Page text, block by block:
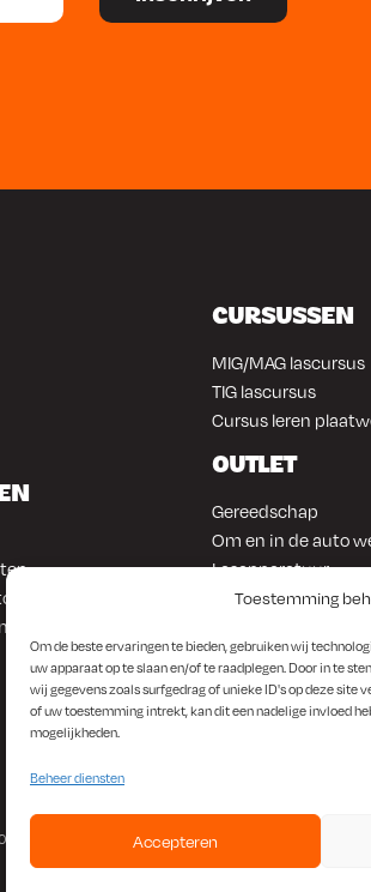
Toestemming
Om de beste ervaringen te bieden, gebruiken wij
uw apparaat op te slaan en/of te raadplegen. Door in te
wij gegevens zoals surfgedrag of unieke ID's op deze site
of uw toestemming intrekt, kan dit een nadelige invloed
mogelijkheden.
Beheer diensten
Accepteren
plaatwerk
CURSUSSEN
MIG/MAG lascursus
TIG lascursus
Cursus leren
OUTLET
Gereedschap
Om en in de auto
Lasapparatuur
Overige producten
1266 42